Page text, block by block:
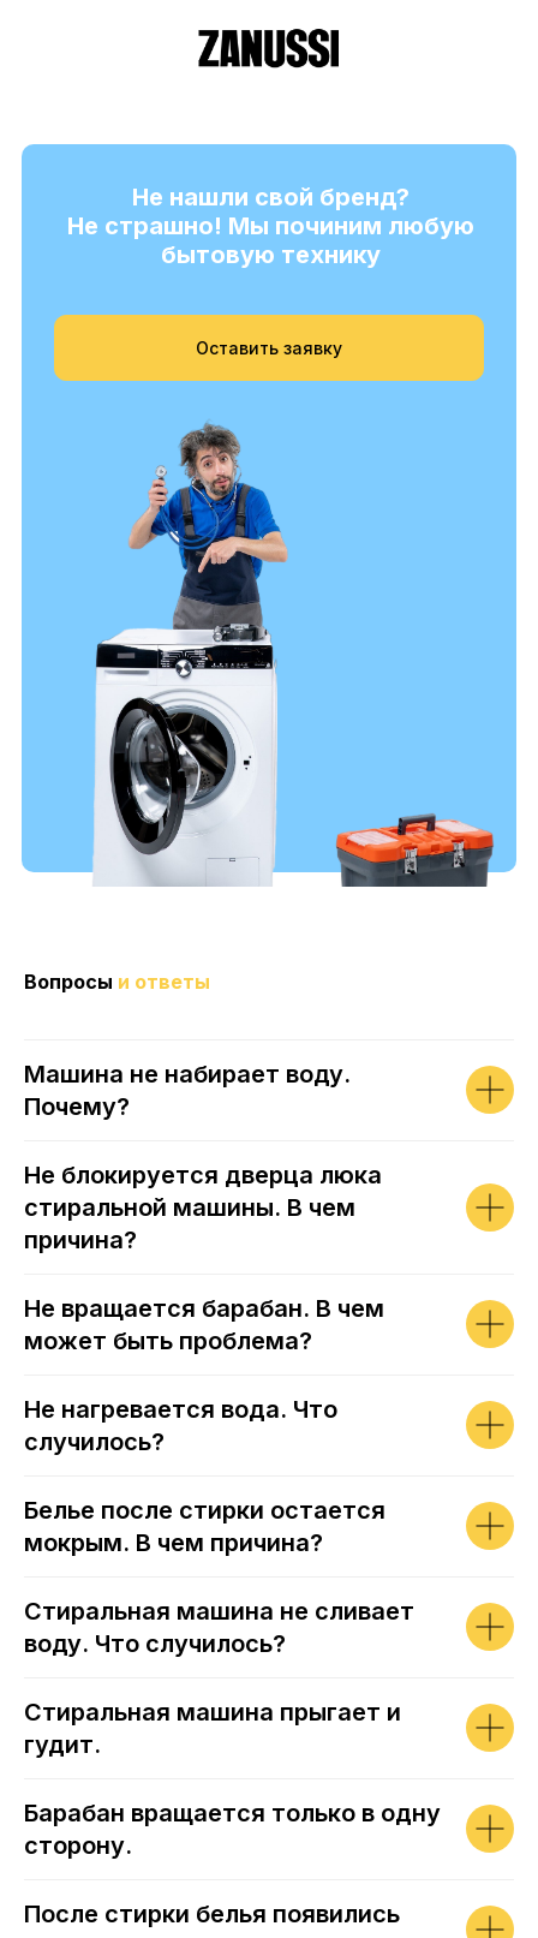
Не нашли свой бренд?
Не страшно! Мы починим любую
бытовую технику
Оставить заявку
Вопросы и ответы
Машина не набирает воду.
Почему?
Не блокируется дверца люка
стиральной машины. В чем
причина?
Не вращается барабан. В чем
может быть проблема?
Не нагревается вода. Что
случилось?
Белье после стирки остается
мокрым. В чем причина?
Стиральная машина не сливает
воду. Что случилось?
Стиральная машина прыгает и
гудит.
Барабан вращается только в одну
сторону.
После стирки белья появились